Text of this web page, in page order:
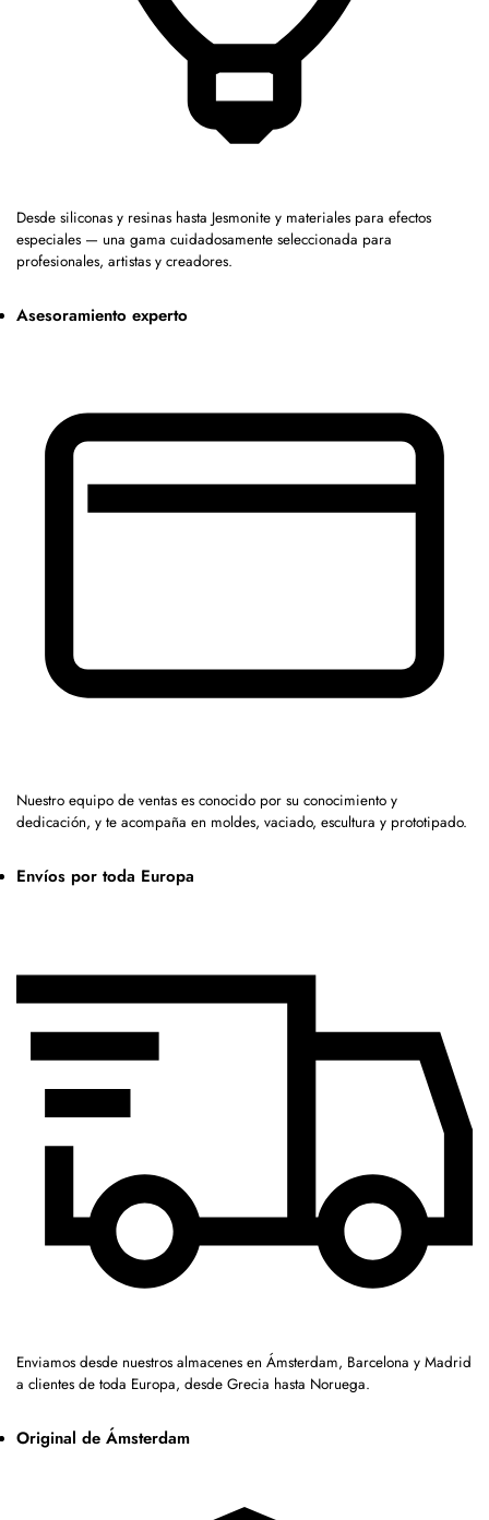
Desde siliconas y resinas hasta Jesmonite y materiales para efectos
especiales — una gama cuidadosamente seleccionada para
profesionales, artistas y creadores.
Asesoramiento experto
Nuestro equipo de ventas es conocido por su conocimiento y
dedicación, y te acompaña en moldes, vaciado, escultura y prototipado.
Envíos por toda Europa
Enviamos desde nuestros almacenes en Ámsterdam, Barcelona y Madrid
a clientes de toda Europa, desde Grecia hasta Noruega.
Original de Ámsterdam